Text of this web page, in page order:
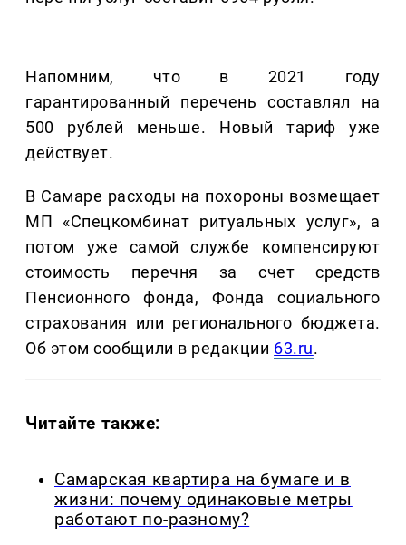
Напомним, что в 2021 году
гарантированный перечень составлял на
500 рублей меньше. Новый тариф уже
действует.
В Самаре расходы на похороны возмещает
МП «Спецкомбинат ритуальных услуг», а
потом уже самой службе компенсируют
стоимость перечня за счет средств
Пенсионного фонда, Фонда социального
страхования или регионального бюджета.
Об этом сообщили в редакции 63.ru.
Читайте также:
Самарская квартира на бумаге и в
жизни: почему одинаковые метры
работают по-разному?